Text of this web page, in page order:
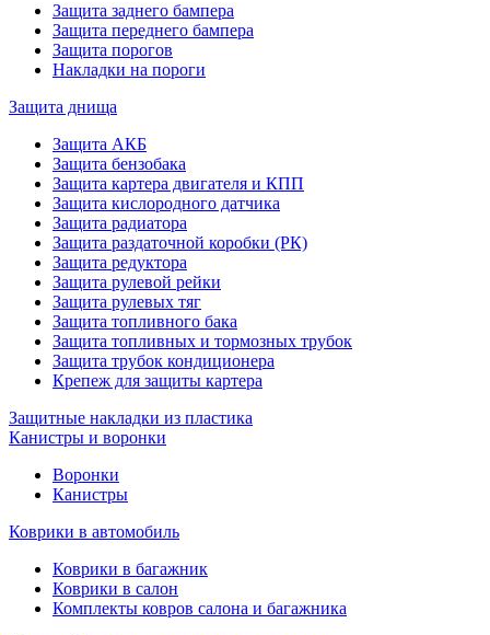
Защита заднего бампера
Защита переднего бампера
Защита порогов
Накладки на пороги
Защита днища
Защита АКБ
Защита бензобака
Защита картера двигателя и КПП
Защита кислородного датчика
Защита радиатора
Защита раздаточной коробки (РК)
Защита редуктора
Защита рулевой рейки
Защита рулевых тяг
Защита топливного бака
Защита топливных и тормозных трубок
Защита трубок кондиционера
Крепеж для защиты картера
Защитные накладки из пластика
Канистры и воронки
Воронки
Канистры
Коврики в автомобиль
Коврики в багажник
Коврики в салон
Комплекты ковров салона и багажника